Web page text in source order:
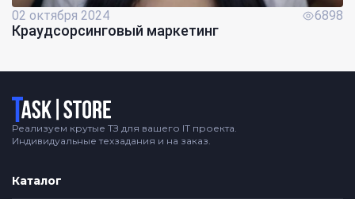
02 октября 2024 6898
Краудсорсинговый маркетинг
Логотип
Реализуем крутые ТЗ для вашего IT проекта.
Индивидуальные техзадания и на заказ.
Каталог